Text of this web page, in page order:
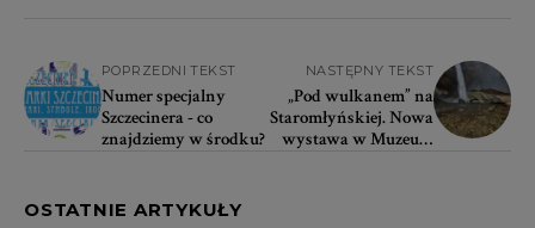
POPRZEDNI TEKST
Numer specjalny
Szczecinera - co
znajdziemy w środku?
NASTĘPNY TEKST
„Pod wulkanem” na
Staromłyńskiej. Nowa
wystawa w Muzeum
OSTATNIE ARTYKUŁY